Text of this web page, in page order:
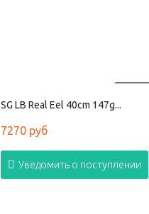
SG LB Real Eel 40cm 147g...
7270 руб
Уведомить о поступлении